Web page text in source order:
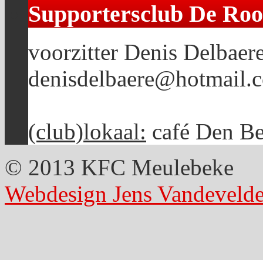
Supportersclub De
voorzitter Denis
(club)lokaal: café Den
© 2013 KFC Meulebeke
Webdesign Jens